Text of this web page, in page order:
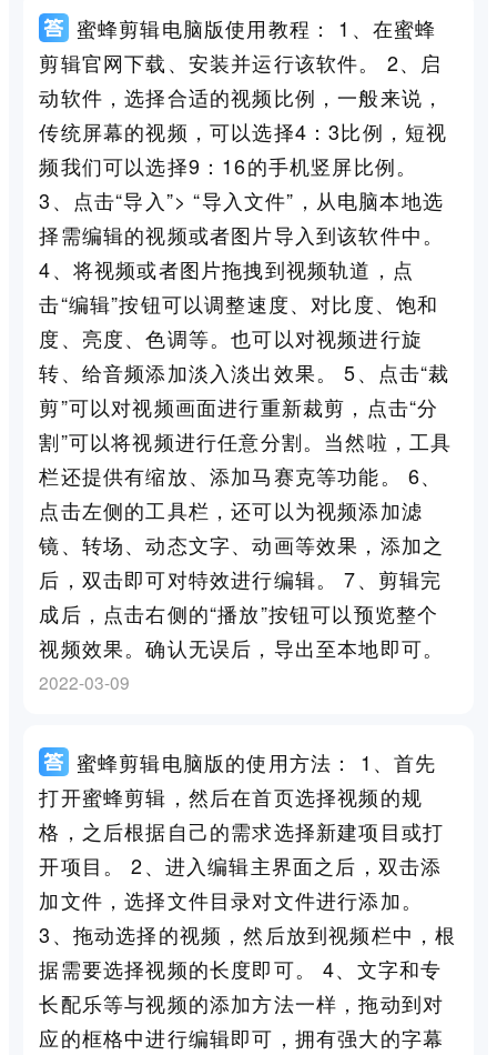
蜜蜂剪辑电脑版使用教程： 1、在蜜蜂
剪辑官网下载、安装并运行该软件。 2、启
动软件，选择合适的视频比例，一般来说，
传统屏幕的视频，可以选择4：3比例，短视
频我们可以选择9：16的手机竖屏比例。
3、点击“导入”> “导入文件”，从电脑本地选
择需编辑的视频或者图片导入到该软件中。
4、将视频或者图片拖拽到视频轨道，点
击“编辑”按钮可以调整速度、对比度、饱和
度、亮度、色调等。也可以对视频进行旋
转、给音频添加淡入淡出效果。 5、点击“裁
剪”可以对视频画面进行重新裁剪，点击“分
割”可以将视频进行任意分割。当然啦，工具
栏还提供有缩放、添加马赛克等功能。 6、
点击左侧的工具栏，还可以为视频添加滤
镜、转场、动态文字、动画等效果，添加之
后，双击即可对特效进行编辑。 7、剪辑完
成后，点击右侧的“播放”按钮可以预览整个
视频效果。确认无误后，导出至本地即可。
2022-03-09
蜜蜂剪辑电脑版的使用方法： 1、首先
打开蜜蜂剪辑，然后在首页选择视频的规
格，之后根据自己的需求选择新建项目或打
开项目。 2、进入编辑主界面之后，双击添
加文件，选择文件目录对文件进行添加。
3、拖动选择的视频，然后放到视频栏中，根
据需要选择视频的长度即可。 4、文字和专
长配乐等与视频的添加方法一样，拖动到对
应的框格中进行编辑即可，拥有强大的字幕